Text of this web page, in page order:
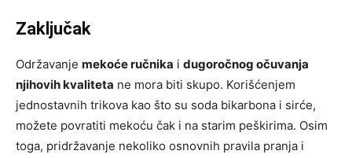
Zaključak
Održavanje mekoće ručnika i dugoročnog očuvanja
njihovih kvaliteta ne mora biti skupo. Korišćenjem
jednostavnih trikova kao što su soda bikarbona i sirće,
možete povratiti mekoću čak i na starim peškirima. Osim
toga, pridržavanje nekoliko osnovnih pravila pranja i